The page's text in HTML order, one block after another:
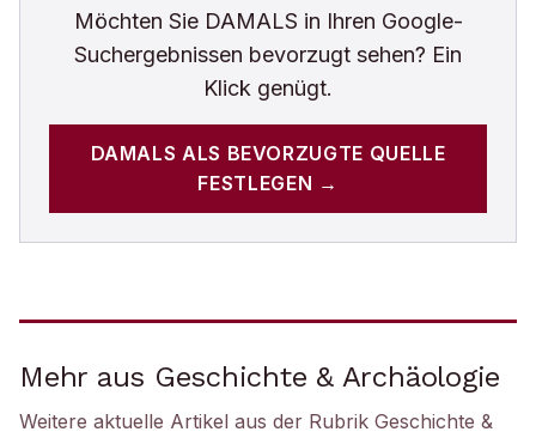
Möchten Sie DAMALS in Ihren Google-
Suchergebnissen bevorzugt sehen? Ein
Klick genügt.
DAMALS ALS BEVORZUGTE QUELLE
FESTLEGEN →
Mehr aus Geschichte & Archäologie
Weitere aktuelle Artikel aus der Rubrik Geschichte &